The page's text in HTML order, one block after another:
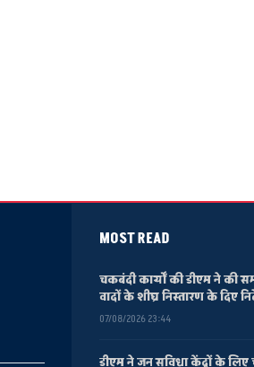
MOST READ
चकबंदी कार्यों की डीएम ने की
वादों के शीघ्र निस्तारण के दिए
07/08/2026 23:44
डीएम ने जन सुविधा केंद्रों के लिए